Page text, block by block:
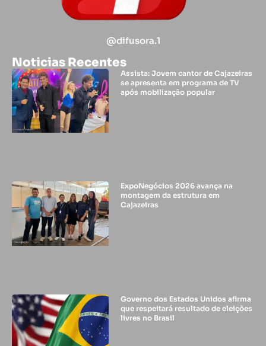
@difusora.1
Noticias Recentes
Assista: Jovem cantor de Cajazeiras
se apresenta em programa de TV
após mobilização popular
ExpoNegócios 2026 avança na
montagem da estrutura em
Cajazeiras
Governo dos Estados Unidos afirma
que respeitará resultado de eleições
livres no Brasil